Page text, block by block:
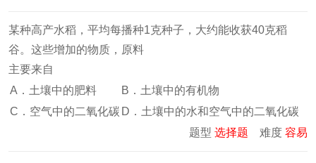
某种高产水稻，平均每播种1克种子，大约能收获40克稻
谷。这些增加的物质，原料
主要来自
A．土壤中的肥料
B．土壤中的有机物
C．空气中的二氧化碳 D．土壤中的水和空气中的二氧化碳
题型 选择题 难度 容易